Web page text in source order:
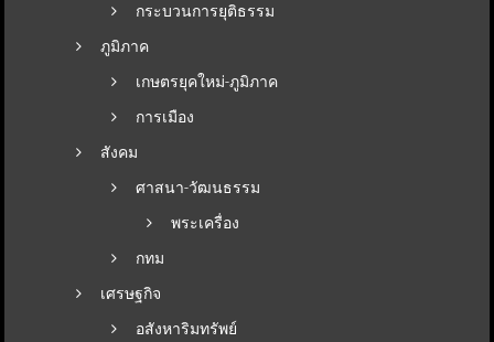
กระบวนการยุติธรรม
ภูมิภาค
เกษตรยุคใหม่-ภูมิภาค
การเมือง
สังคม
ศาสนา-วัฒนธรรม
พระเครื่อง
กทม
เศรษฐกิจ
อสังหาริมทรัพย์